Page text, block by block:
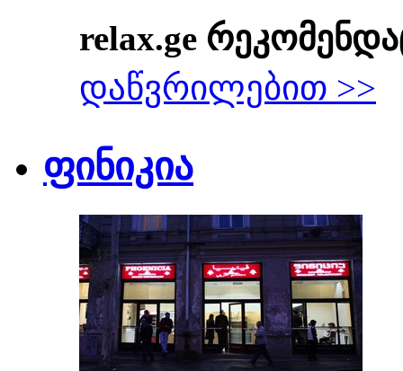
relax.ge
დაწვრილებით >>
ფინიკია